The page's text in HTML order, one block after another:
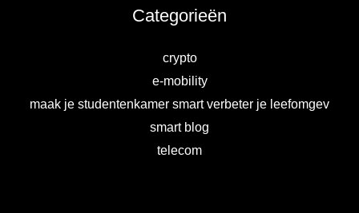
Categorieën
crypto
e-mobility
maak je studentenkamer smart verbeter je leefomgev
smart blog
telecom